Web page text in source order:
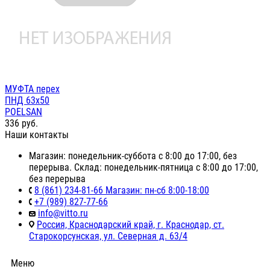
МУФТА перех
ПНД 63х50
POELSAN
336 руб.
Наши контакты
Магазин: понедельник-суббота с 8:00 до 17:00, без
перерыва. Склад: понедельник-пятница с 8:00 до 17:00,
без перерыва
8 (861) 234-81-66 Магазин: пн-сб 8:00-18:00
+7 (989) 827-77-66
info@vitto.ru
Россия, Краснодарский край, г. Краснодар, ст.
Старокорсунская, ул. Северная д. 63/4
Меню